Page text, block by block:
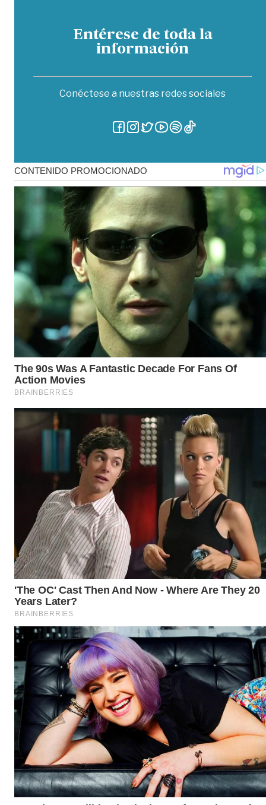
Entérese de toda la
información
Conéctese a nuestras redes sociales